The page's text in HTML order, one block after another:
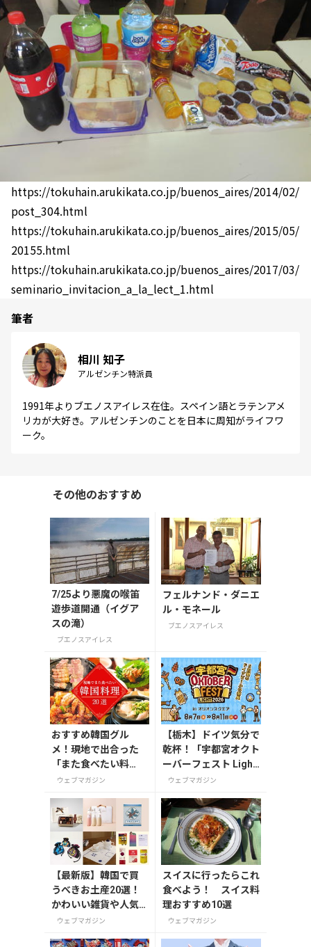
https://tokuhain.arukikata.co.jp/buenos_aires/2014/02/
post_304.html
https://tokuhain.arukikata.co.jp/buenos_aires/2015/05/
20155.html
https://tokuhain.arukikata.co.jp/buenos_aires/2017/03/
seminario_invitacion_a_la_lect_1.html
筆者
相川 知子
アルゼンチン特派員
1991年よりブエノスアイレス在住。スペイン語とラテンアメ
リカが大好き。アルゼンチンのことを日本に周知がライフワ
ーク。
その他のおすすめ
7/25より悪魔の喉笛
遊歩道開通（イグア
スの滝）
ブエノスアイレス
フェルナンド・ダニエ
ル・モネール
ブエノスアイレス
おすすめ韓国グル
メ！現地で出合った
「また食べたい料
理」20選
ウェブマガジン
【栃木】ドイツ気分で
乾杯！「宇都宮オクト
ーバーフェスト Light
2026」が8月7日から
ウェブマガジン
【最新版】韓国で買
うべきお土産20選！
かわいい雑貨や人気
コスメを紹介
ウェブマガジン
スイスに行ったらこれ
食べよう！ スイス料
理おすすめ10選
ウェブマガジン